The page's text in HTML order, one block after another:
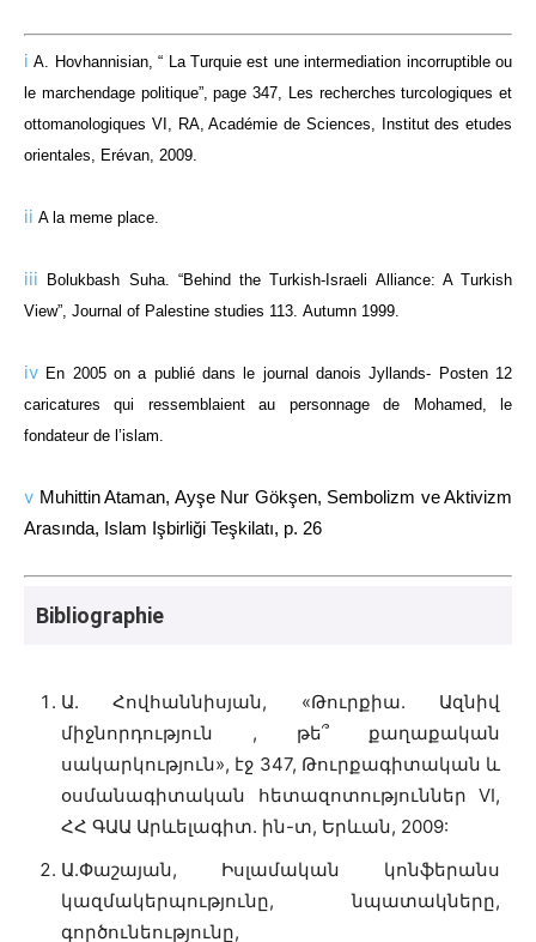
i A. Hovhannisian, “ La Turquie est une intermediation incorruptible ou
le marchendage politique”, page 347, Les recherches turcologiques et
ottomanologiques VI, RA, Académie de Sciences, Institut des etudes
orientales, Erévan, 2009.
ii A la meme place.
iii Bolukbash Suha. “Behind the Turkish-Israeli Alliance: A Turkish
View”, Journal of Palestine studies 113. Autumn 1999.
iv En 2005 on a publié dans le journal danois Jyllands- Posten 12
caricatures qui ressemblaient au personnage de Mohamed, le
fondateur de l’islam.
v Muhittin Ataman, Ayşe Nur Gökşen, Sembolizm ve Aktivizm
Arasında, Islam Işbirliği Teşkilatı, p. 26
Bibliographie
Ա. Հովհաննիսյան, «Թուրքիա. Ազնիվ
միջնորդություն , թե՞ քաղաքական
սակարկություն», էջ 347, Թուրքագիտական և
օսմանագիտական հետազոտություններ VI,
ՀՀ ԳԱԱ Արևելագիտ. ին-տ, Երևան, 2009:
Ա.Փաշայան, Իսլամական կոնֆերանս
կազմակերպությունը, նպատակները,
գործունեությունը,